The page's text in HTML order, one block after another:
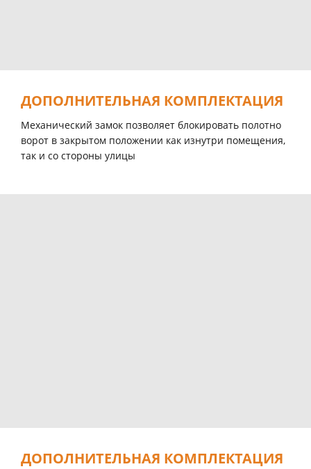
ДОПОЛНИТЕЛЬНАЯ КОМПЛЕКТАЦИЯ
Механический замок позволяет блокировать полотно
ворот в закрытом положении как изнутри помещения,
так и со стороны улицы
ДОПОЛНИТЕЛЬНАЯ КОМПЛЕКТАЦИЯ